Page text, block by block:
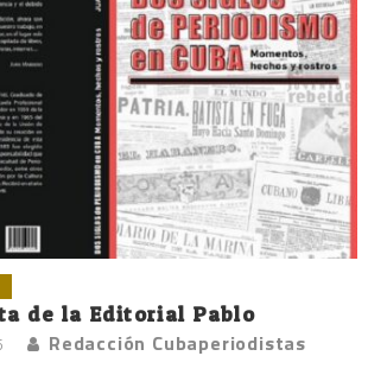
de la Editorial Pablo
Redacción Cubaperiodistas